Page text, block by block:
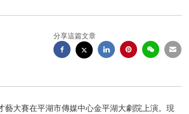
分享這篇文章
藝大賽在平湖市傳媒中心金平湖大劇院上演。現